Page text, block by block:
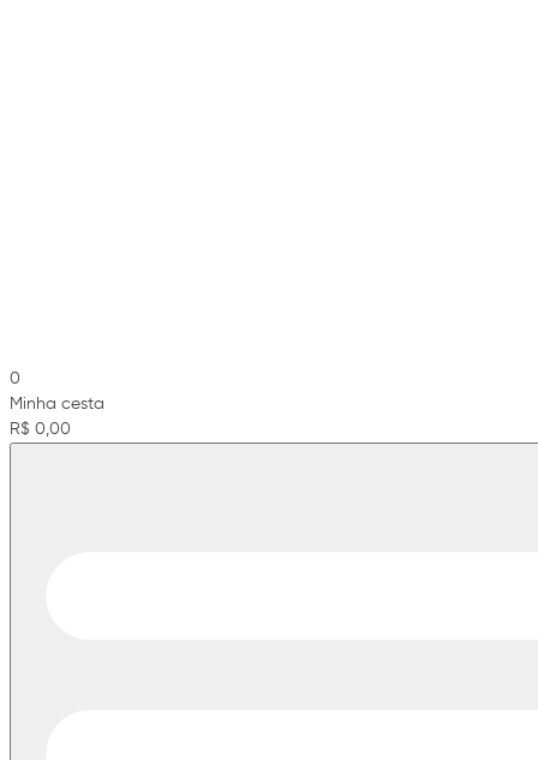
0
Minha cesta
R$ 0,00